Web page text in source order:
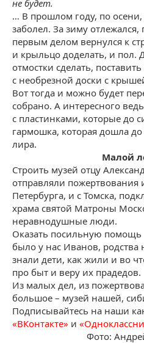
не будет.
… В прошлом году, по
заболел. За зиму
первым делом вернулся к
и крыльцо доделать, и пол.
отмостки сделать,
с необрезной доски с
Вот тогда и можно будет
собрано. А интересного
с пластинками, которые до
гармошка, которая дошла
лира.
Малой
Строить музей отцу
отправляли пожертвования
Петербурга, и с Томска,
храма святой Матроны
неравнодушные люди.
Оказать посильную
было у нас Иванов,
знали дети, как жили и во
про быт и веру их прадедов.
Из малых дел, из
большое – музей нашей,
Подписывайтесь на наши
«ВКонтакте» и
Фото: